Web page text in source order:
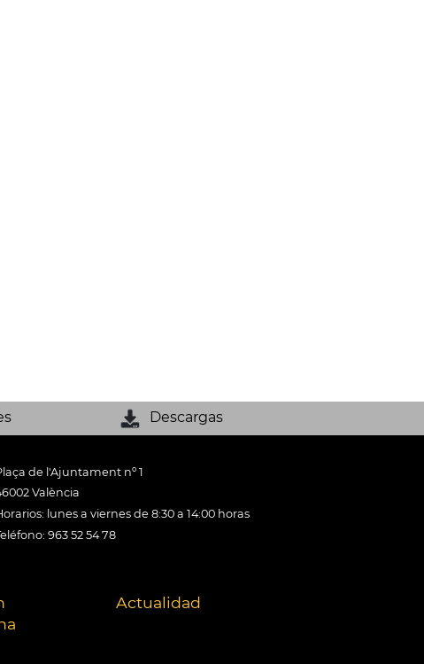
Descargas
de l'Ajuntament nº 1
València
lunes a viernes de 8:30 a 14:00 horas
963 52 54 78
Actualidad